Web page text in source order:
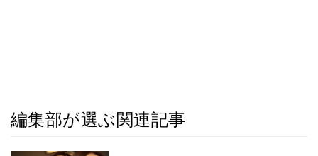
編集部が選ぶ関連記事